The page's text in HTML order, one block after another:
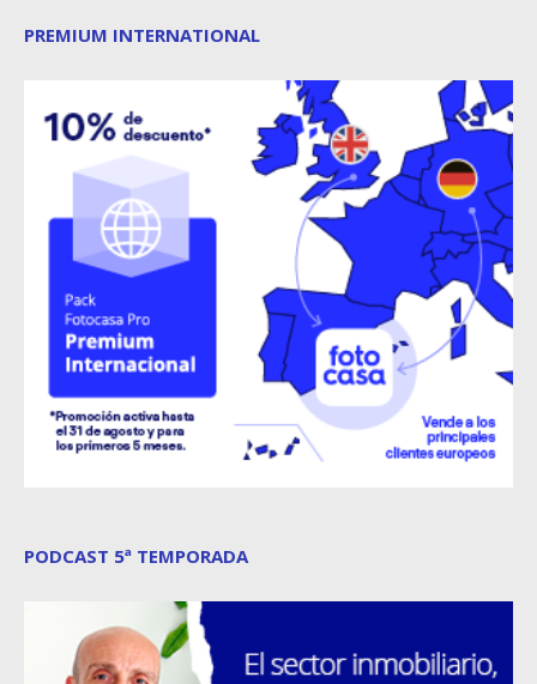
PREMIUM INTERNATIONAL
PODCAST 5ª TEMPORADA